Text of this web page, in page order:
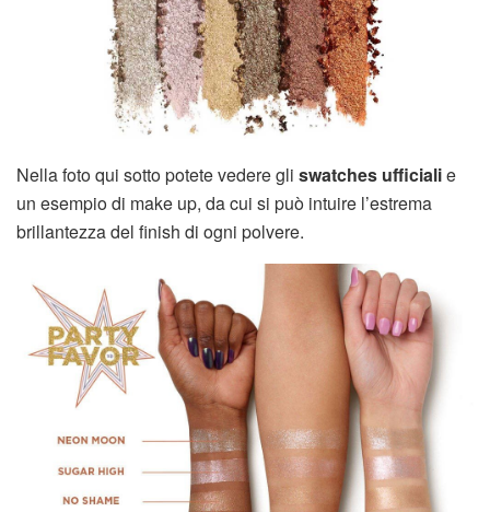
Nella foto qui sotto potete vedere gli swatches ufficialie
un esempio di make up, da cui si può intuire l’estrema
brillantezza del finish di ogni polvere.